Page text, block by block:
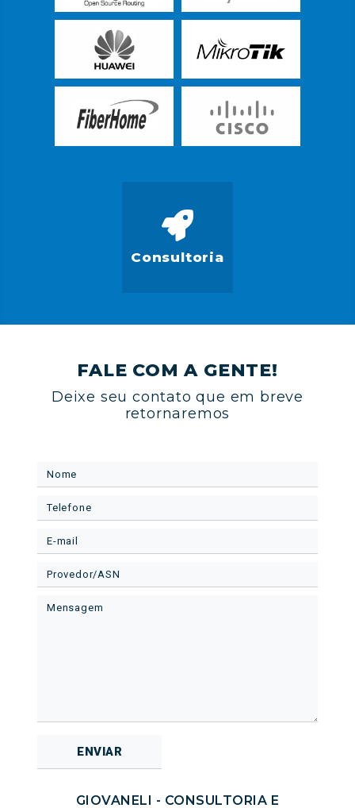
Consultoria
FALE COM A GENTE!
Deixe seu contato que em breve
retornaremos
GIOVANELI - CONSULTORIA E